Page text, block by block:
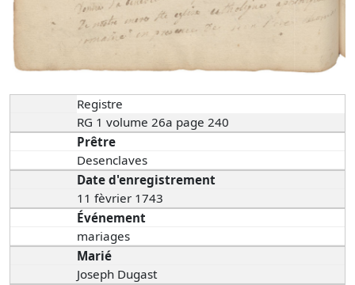
Registre
RG 1 volume 26a page 240
Prêtre
Desenclaves
Date d'enregistrement
11 fèvrier 1743
Événement
mariages
Marié
Joseph Dugast